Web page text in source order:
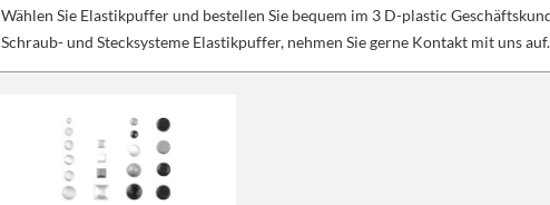
Wählen Sie Elastikpuffer und bestellen Sie bequem im 3 D-plastic
Schraub- und Stecksysteme Elastikpuffer, nehmen Sie gerne Kontakt mit uns auf.